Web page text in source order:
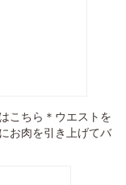
こちら＊ウエストを
お肉を引き上げてバ